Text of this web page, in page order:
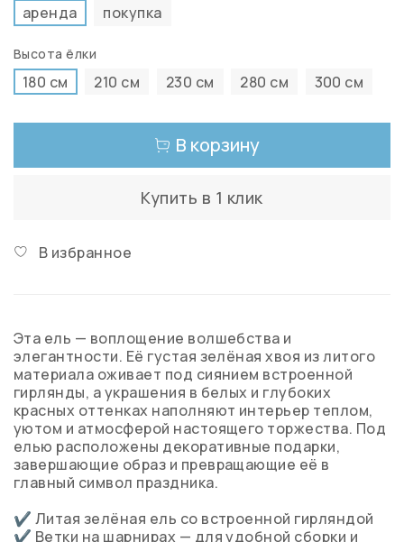
аренда покупка
Высота ёлки
180 см 210 см 230 см 280 см 300 см
В корзину
Купить в 1 клик
В избранное
Эта ель — воплощение волшебства и
элегантности. Её густая зелёная хвоя из литого
материала оживает под сиянием встроенной
гирлянды, а украшения в белых и глубоких
красных оттенках наполняют интерьер теплом,
уютом и атмосферой настоящего торжества. Под
елью расположены декоративные подарки,
завершающие образ и превращающие её в
главный символ праздника.
✔ Литая зелёная ель со встроенной гирляндой
✔ Ветки на шарнирах — для удобной сборки и